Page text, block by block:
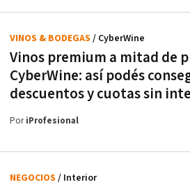
Vinos premium a mitad de
CyberWine: así podés
descuentos y cuotas sin
VINOS & BODEGAS / CyberWine
PoriProfesional
NEGOCIOS / Interior